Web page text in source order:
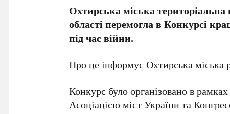
Охтирська міська
області перемогла в Конкурсі
під час війни.
Про це інформує Охтирська міська
Конкурс було організовано в
Асоціацією міст України та